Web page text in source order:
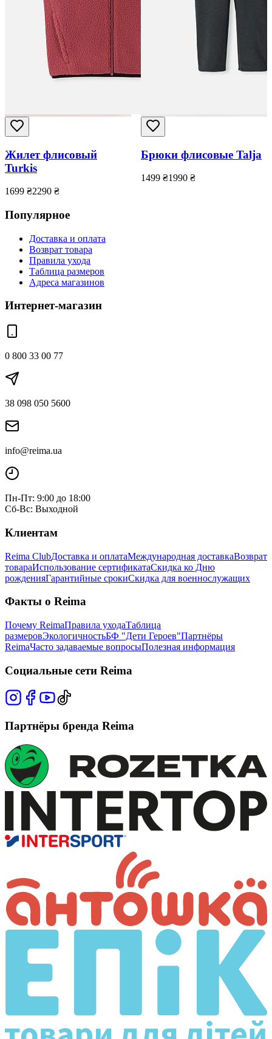
Жилет флисовый
Turkis
1699 ₴2290 ₴
Брюки флисовые Talja
1499 ₴1990 ₴
Популярное
Доставка и оплата
Возврат товара
Правила ухода
Таблица размеров
Адреса магазинов
Интернет-магазин
0 800 33 00 77
38 098 050 5600
info@reima.ua
Пн-Пт: 9:00 до 18:00
Сб-Вс: Выходной
Клиентам
Reima ClubДоставка и оплатаМеждународная доставкаВозврат
товараИспользование сертификатаСкидка ко Дню
рожденияГарантийные срокиСкидка для военнослужащих
Факты о Reima
Почему ReimaПравила уходаТаблица
размеровЭкологичностьБФ "Дети Героев"Партнёры
ReimaЧасто задаваемые вопросыПолезная информация
Социальные сети Reima
Партнёры бренда Reima